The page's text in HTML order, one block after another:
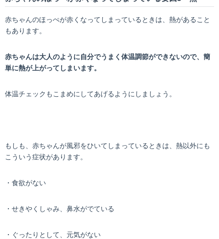
赤ちゃんのほっぺが赤くなってしまっているときは、熱があること
もあります。
赤ちゃんは大人のように自分でうまく体温調節ができないので、簡
単に熱が上がってしまいます。
体温チェックもこまめにしてあげるようにしましょう。
もしも、赤ちゃんが風邪をひいてしまっているときは、熱以外にも
こういう症状があります。
・食欲がない
・せきやくしゃみ、鼻水がでている
・ぐったりとして、元気がない